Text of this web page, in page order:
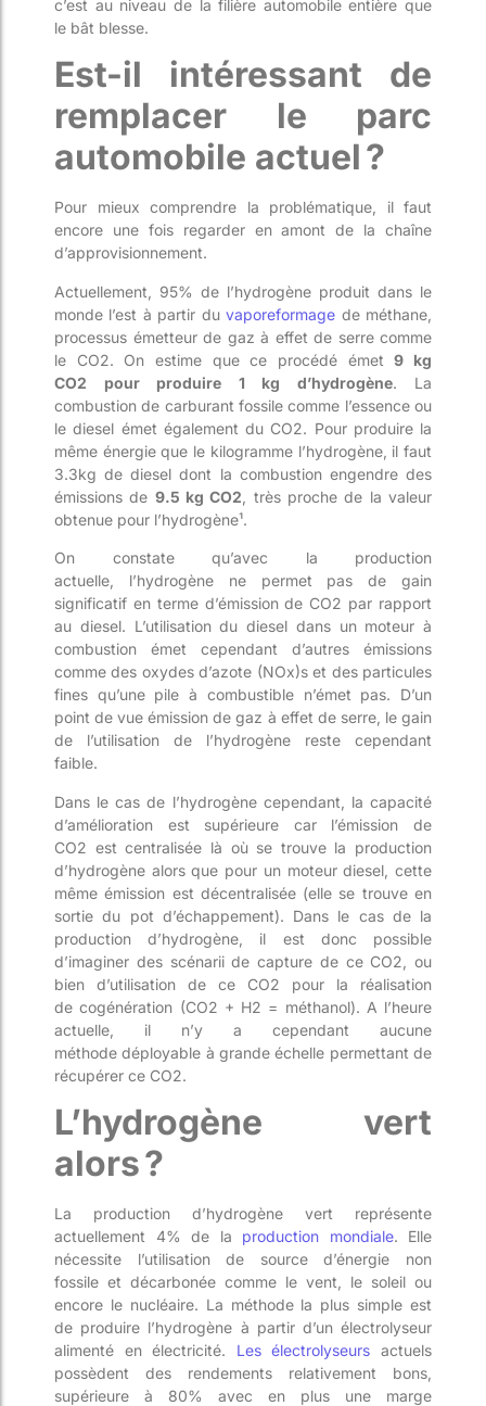
c’est au niveau de la filière automobile entière que
le bât blesse.
Est-il intéressant de
remplacer le parc
automobile actuel ?
Pour mieux comprendre la problématique, il faut
encore une fois regarder en amont de la chaîne
d’approvisionnement.
Actuellement, 95% de l’hydrogène produit dans le
monde l’est à partir duvaporeformage de méthane
processus émetteur de gaz à effet de serre comme
le CO2. On estime que ce procédé émet9 kg
CO2 pour produire 1 kg d’hydrogène.
La
combustion de carburant fossile comme l’essence ou
le diesel émet également du CO2. Pour produire la
même énergie que le kilogramme l’hydrogène, il faut
3.3kg de diesel dont la combustion engendre des
émissions de 9.5 kg CO2 , très proche de la valeur
obtenue pour l’hydrogène¹.
On constate qu’avec la production
actuelle, l’hydrogène ne permet pas de gain
significatif en termed’émission de CO2 par rapport
au diesel. L’utilisation du diesel dans un moteur à
combustion émet cependant d’autres émissions
comme des oxydesd’azote (NOx)set des particules
fines qu’une pile à combustible n’émet pas. D’un
point de vueémission de gaz à effet de serre, le gain
de l’utilisation de l’hydrogène reste cependant
faible.
Dans le cas de l’hydrogènecependant , la capacité
d’amélioration est supérieure car l’émission de
CO2 estcentralisée là où se trouve la production
d’hydrogène alors que pour un moteur diesel, cette
même émission est décentralisée (elle se trouve en
sortie du pot d’échappement). Dans le cas de la
production d’hydrogène, il est donc possible
d’imaginer des scénarii de capture de ce CO2
ou
bien d’utilisation de ce CO2
pour la réalisation
de cogénération (CO2 + H2 = méthanol). A l’heure
actuelle, il n’y a cependant aucune
méthodedéployable à grande échelle permettantde
récupérer ce CO2.
L’hydrogène vert
alors ?
La production d’hydrogène vert représente
actuellement 4% de la production mondiale. Elle
nécessite l’utilisation de source d’énergie non
fossile et décarbonée comme le vent, le soleil ou
encore le nucléaire. La méthode la plus simple est
de produire l’hydrogène à partir d’un électrolyseur
alimenté en électricité. Les électrolyseurs actuels
possèdent des rendements relativement bons,
supérieure à 80%
avec en plus une marge